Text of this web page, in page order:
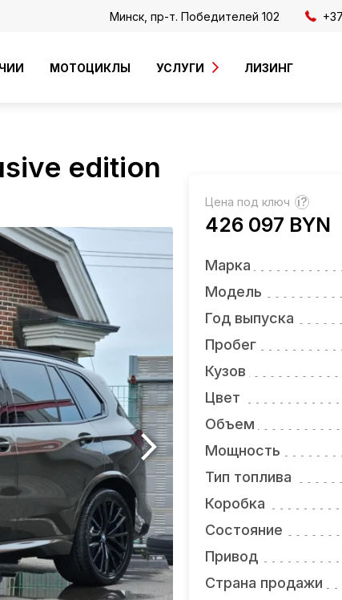
Минск, пр-т. Победителей 102
МОТОЦИКЛЫ УСЛУГИ ЛИЗИНГ
edition
Цена под ключ ?
426 097 BYN
Марка
Модель
Год выпуска
Пробег
Кузов
Цвет
Объем
Мощность
Тип топлива
Коробка
Состояние
Привод
Страна продажи